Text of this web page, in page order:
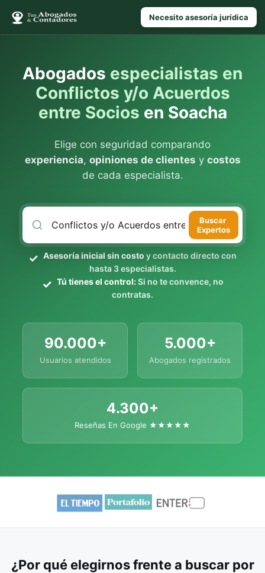
Necesito asesoría jurídica
Abogados especialistas en
Conflictos y/o Acuerdos
entre Socios en Soacha
Elige con seguridad comparando
experiencia, opiniones de clientes y costos
de cada especialista.
Buscar
Expertos
Asesoría inicial sin costo y contacto directo con
hasta 3 especialistas.
Tú tienes el control:Si no te convence, no
contratas.
90.000+
Usuarios atendidos
5.000+
Abogados registrados
4.300+
Reseñas En Google ★★★★★
¿Por qué elegirnos frente a buscar por